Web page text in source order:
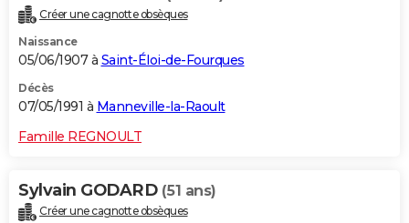
Créer une cagnotte obsèques
Naissance
05/06/1907 à Saint-Éloi-de-Fourques
Décès
07/05/1991 à Manneville-la-Raoult
Famille REGNOULT
Sylvain GODARD (51 ans)
Créer une cagnotte obsèques